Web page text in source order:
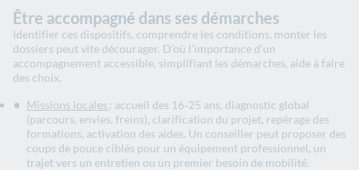
Être accompagné dans ses démarches
Identifier ces dispositifs, comprendre les conditions, monter les
dossiers peut vite décourager. D’où l’importance d’un
accompagnement accessible, simplifiant les démarches, aide à faire
des choix.
Missions locales : accueil des 16‑25 ans, diagnostic global
(parcours, envies, freins), clarification du projet, repérage des
formations, activation des aides. Un conseiller peut proposer des
coups de pouce ciblés pour un équipement professionnel, un
trajet vers un entretien ou un premier besoin de mobilité.